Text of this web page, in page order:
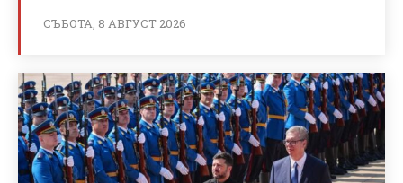
СЪБОТА, 8 АВГУСТ 2026